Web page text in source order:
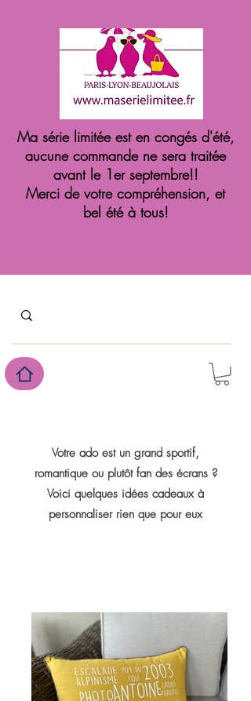
Ma série limitée est en congés d'été,
aucune commande ne sera traitée
avant le 1er septembre!!
Merci de votre compréhension, et
bel été à tous!
Votre ado est un grand sportif,
romantique ou plutôt fan des écrans ?
Voici quelques idées cadeaux à
personnaliser rien que pour eux